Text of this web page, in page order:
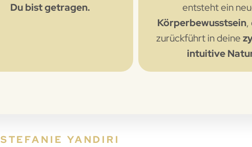
Du bist getragen.
entsteht ein
Körperbewusstsein,
zurückführt in deine
intuitive
STEFANIE YANDIRI